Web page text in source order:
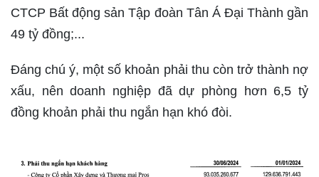
CTCP Bất động sản Tập đoàn Tân Á Đại Thành gần
49 tỷ đồng;...
Đáng chú ý, một số khoản phải thu còn trở thành nợ
xấu, nên doanh nghiệp đã dự phòng hơn 6,5 tỷ
đồng khoản phải thu ngắn hạn khó đòi.